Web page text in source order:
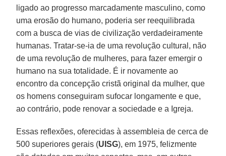
ligado ao progresso marcadamente masculino, como
uma erosão do humano, poderia ser reequilibrada
com a busca de vias de civilização verdadeiramente
humanas. Tratar-se-ia de uma revolução cultural, não
de uma revolução de mulheres, para fazer emergir o
humano na sua totalidade. É ir novamente ao
encontro da concepção cristã original da mulher, que
os homens conseguiram sufocar longamente e que,
ao contrário, pode renovar a sociedade e a Igreja.
Essas reflexões, oferecidas à assembleia de cerca de
500 superiores gerais (UISG), em 1975, felizmente